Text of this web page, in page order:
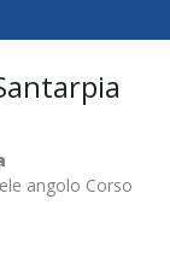
angolo Corso